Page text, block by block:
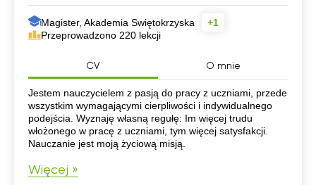
Magister, Akademia Swiętokrzyska
+1
Przeprowadzono 220 lekcji
CV O mnie
CV
Jestem nauczycielem z pasją do pracy z uczniami, przede
wszystkim wymagającymi cierpliwości i indywidualnego
podejścia. Wyznaję własną regułę: Im więcej trudu
włożonego w pracę z uczniami, tym więcej satysfakcji.
Nauczanie jest moją życiową misją.
Więcej »